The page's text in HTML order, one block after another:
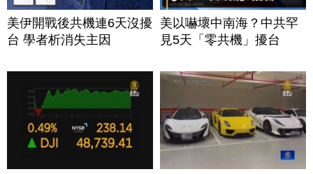
美伊開戰後共機連6天沒擾
台 學者析消失主因
美以嚇壞中南海？中共罕
見5天「零共機」擾台